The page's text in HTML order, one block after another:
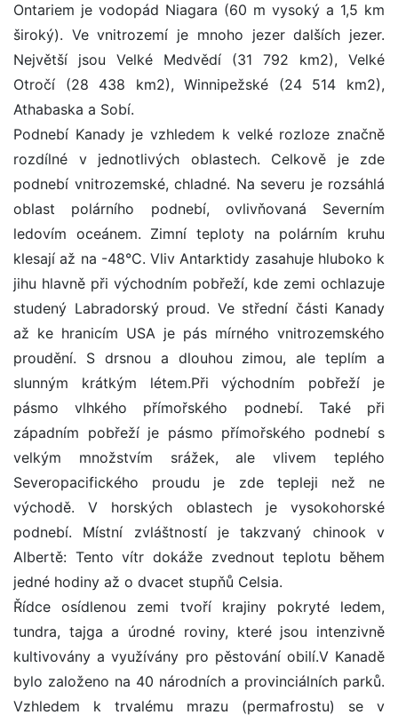
Ontariem je vodopád Niagara (60 m vysoký a 1,5 km
široký). Ve vnitrozemí je mnoho jezer dalších jezer.
Největší jsou Velké Medvědí (31 792 km2), Velké
Otročí (28 438 km2), Winnipežské (24 514 km2),
Athabaska a Sobí.
Podnebí Kanady je vzhledem k velké rozloze značně
rozdílné v jednotlivých oblastech. Celkově je zde
podnebí vnitrozemské, chladné. Na severu je rozsáhlá
oblast polárního podnebí, ovlivňovaná Severním
ledovím oceánem. Zimní teploty na polárním kruhu
klesají až na -48°C. Vliv Antarktidy zasahuje hluboko k
jihu hlavně při východním pobřeží, kde zemi ochlazuje
studený Labradorský proud. Ve střední části Kanady
až ke hranicím USA je pás mírného vnitrozemského
proudění. S drsnou a dlouhou zimou, ale teplím a
slunným krátkým létem.Při východním pobřeží je
pásmo vlhkého přímořského podnebí. Také při
západním pobřeží je pásmo přímořského podnebí s
velkým množstvím srážek, ale vlivem teplého
Severopacifického proudu je zde tepleji než ne
východě. V horských oblastech je vysokohorské
podnebí. Místní zvláštností je takzvaný chinook v
Albertě: Tento vítr dokáže zvednout teplotu během
jedné hodiny až o dvacet stupňů Celsia.
Řídce osídlenou zemi tvoří krajiny pokryté ledem,
tundra, tajga a úrodné roviny, které jsou intenzivně
kultivovány a využívány pro pěstování obilí.V Kanadě
bylo založeno na 40 národních a provinciálních parků.
Vzhledem k trvalému mrazu (permafrostu) se v